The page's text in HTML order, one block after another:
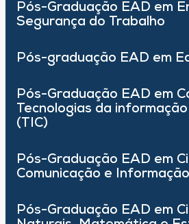
Pós-Graduação EAD em
Segurança do Trabalho
Pós-graduação EAD em
Pós-Graduação EAD em
Tecnologias da
(TIC)
Pós-Graduação EAD em
Comunicação e Informação
Pós-Graduação EAD em